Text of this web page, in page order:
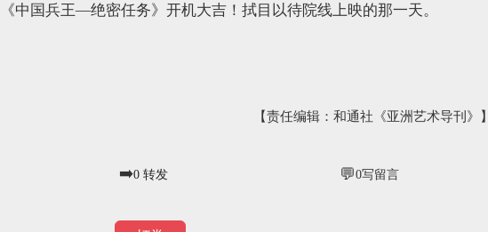
中国兵王—绝密任务》开机大吉！拭目以待院线上映的那一天。
【责任编辑：和通社《亚洲艺术导刊》】
➡️0 转发 💬0写留言